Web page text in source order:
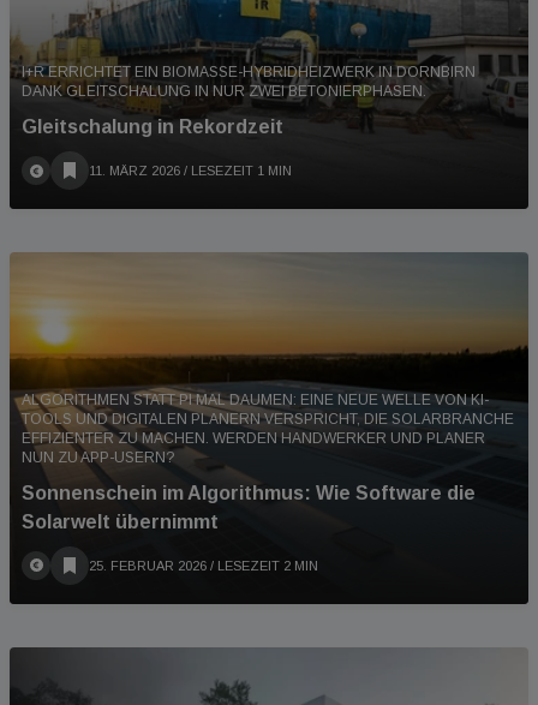
I+R ERRICHTET EIN BIOMASSE-HYBRIDHEIZWERK IN DORNBIRN
DANK GLEITSCHALUNG IN NUR ZWEI BETONIERPHASEN.
Gleitschalung in Rekordzeit
11. MÄRZ 2026 / LESEZEIT 1 MIN
ALGORITHMEN STATT PI MAL DAUMEN: EINE NEUE WELLE VON KI-
TOOLS UND DIGITALEN PLANERN VERSPRICHT, DIE SOLARBRANCHE
EFFIZIENTER ZU MACHEN. WERDEN HANDWERKER UND PLANER
NUN ZU APP-USERN?
Sonnenschein im Algorithmus: Wie Software die
Solarwelt übernimmt
25. FEBRUAR 2026 / LESEZEIT 2 MIN